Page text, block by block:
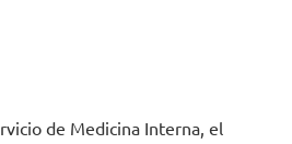
de Medicina Interna, el